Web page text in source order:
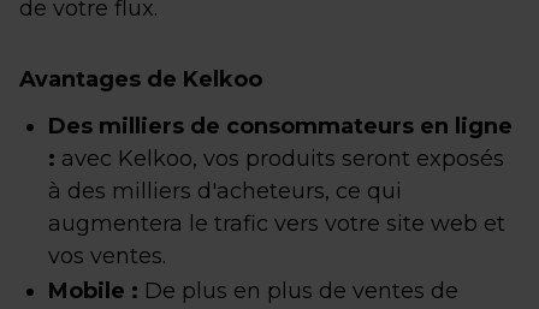
de votre flux.
Avantages de Kelkoo
Des milliers de consommateurs en ligne
: avec Kelkoo, vos produits seront exposés
à des milliers d'acheteurs, ce qui
augmentera le trafic vers votre site web et
vos ventes.
Mobile : De plus en plus de ventes de